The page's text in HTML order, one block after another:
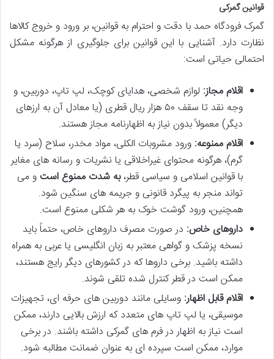
قوانین گمرکی
گمرک فرودگاه حمد با دقت و احترام به قوانین، بر ورود و خروج کالاها
نظارت دارد. آشنایی با این قوانین برای جلوگیری از هرگونه مشکل
احتمالی حیاتی است:
اقلام مجاز: لوازم شخصی، هدایای کوچک، لپ تاپ، دوربین، و
وجه نقد تا سقف ۵۰ هزار ریال قطری (یا معادل آن به ارزهای
دیگر) معمولاً بدون نیاز به اظهارنامه مجاز هستند.
اقلام ممنوعه: ورود مشروبات الکلی، مواد مخدر، سلاح (سرد یا
گرم)، هرگونه محتوای غیراخلاقی یا نشریات و رسانه های مغایر
با قوانین اسلامی و سیاسی قطر،به شدت ممنوع است و می
تواند منجر به پیگرد قانونی و جریمه های سنگین شود.
همچنین، ورود گوشت خوک به هر شکلی ممنوع است.
داروهای خاص: در صورت مصرف داروهای خاص، حتماً باید
نسخه پزشک و گواهی معتبر به زبان انگلیسی یا عربی به همراه
داشته باشید. برخی داروها که در کشورهای دیگر رایج هستند،
ممکن است در قطر کنترل شده تلقی شوند.
اقلام قابل اظهار: وسایلی مانند دوربین های حرفه ای، تجهیزات
موسیقی، یا لپ تاپ های متعدد که ارزش بالایی دارند، ممکن
است نیاز به اظهار در فرم های گمرکی داشته باشند. در برخی
موارد، ممکن است سپرده ای به عنوان ضمانت مطالبه شود.